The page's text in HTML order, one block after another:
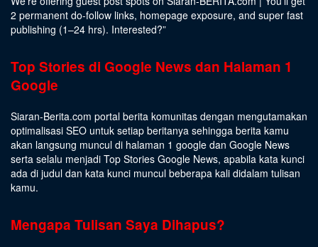
2 permanent do-follow links, homepage exposure, and super fast
publishing (1–24 hrs). Interested?”
Top Stories di Google News dan Halaman 1
Google
Siaran-Berita.com portal berita komunitas dengan mengutamakan
optimalisasi SEO untuk setiap beritanya sehingga berita kamu
akan langsung muncul di halaman 1 google dan Google News
serta selalu menjadi Top Stories Google News, apabila kata kunci
ada di judul dan kata kunci muncul beberapa kali didalam tulisan
kamu.
Mengapa Tulisan Saya Dihapus?